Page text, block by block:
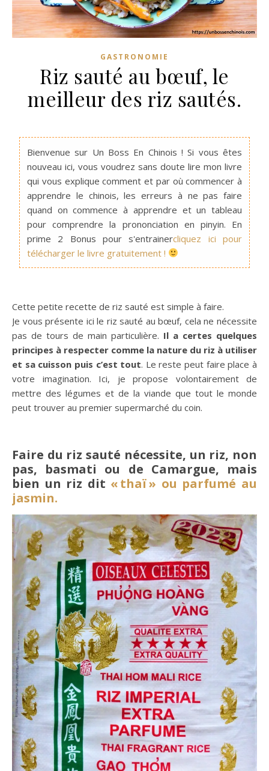
GASTRONOMIE
Riz sauté au bœuf, le
meilleur des riz sautés.
Bienvenue sur Un Boss En Chinois ! Si vous êtes
nouveau ici, vous voudrez sans doute lire mon livre
qui vous explique comment et par où commencer à
apprendre le chinois, les erreurs à ne pas faire
quand on commence à apprendre et un tableau
pour comprendre la prononciation en pinyin. En
prime 2 Bonus pour s'entrainercliquez ici pour
télécharger le livre gratuitement !
Cette petite recette de riz sauté est simple à faire.
Je vous présente ici le riz sauté au bœuf, cela ne nécessite
pas de tours de main particulière. Il a certes quelques
principes à respecter comme la nature du riz à utiliser
et sa cuisson puis c’est tout. Le reste peut faire place à
votre imagination. Ici, je propose volontairement de
mettre des légumes et de la viande que tout le monde
peut trouver au premier supermarché du coin.
Faire du riz sauté nécessite, un riz, non
pas, basmati ou de Camargue, mais
bien un riz dit « thaï » ou parfumé au
jasmin.